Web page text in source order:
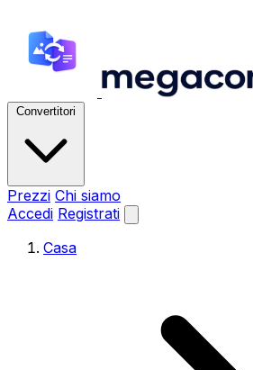
Convertitori
Prezzi Chi siamo
Accedi Registrati
Casa